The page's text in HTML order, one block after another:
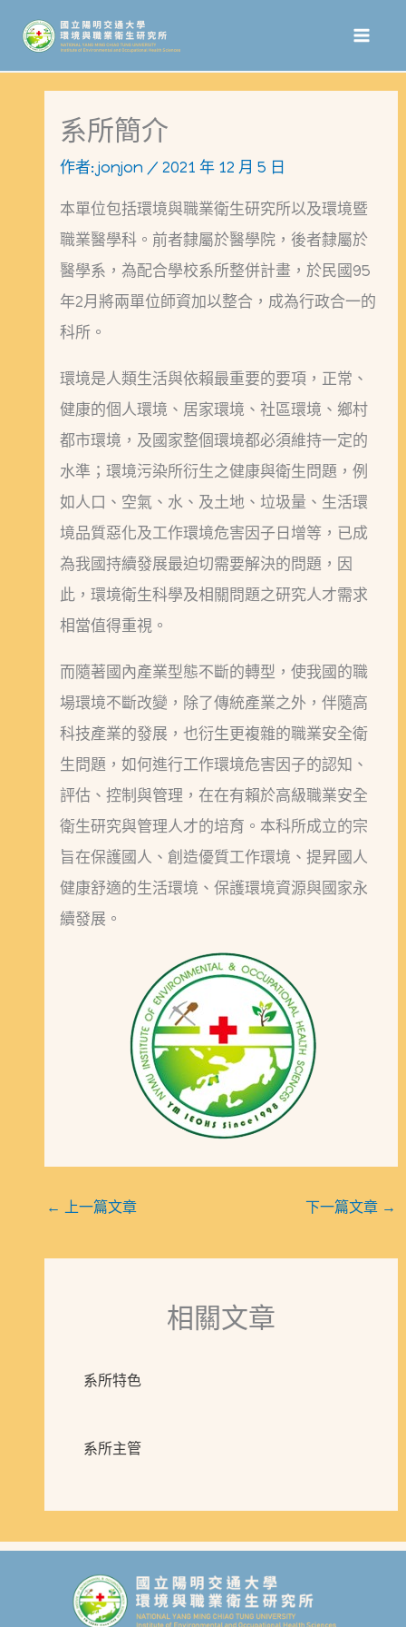
主
系所簡介
作者:jonjon /2021 年 12 月 5 日
本單位包括環境與職業衛生研究所以及環境暨
職業醫學科。前者隸屬於醫學院，後者隸屬於
醫學系，為配合學校系所整併計畫，於民國95
年2月將兩單位師資加以整合，成為行政合一的
科所。
環境是人類生活與依賴最重要的要項，正常、
健康的個人環境、居家環境、社區環境、鄉村
都市環境，及國家整個環境都必須維持一定的
水準；環境污染所衍生之健康與衛生問題，例
如人口、空氣、水、及土地、垃圾量、生活環
境品質惡化及工作環境危害因子日增等，已成
為我國持續發展最迫切需要解決的問題，因
此，環境衛生科學及相關問題之研究人才需求
相當值得重視。
而隨著國內產業型態不斷的轉型，使我國的職
場環境不斷改變，除了傳統產業之外，伴隨高
科技產業的發展，也衍生更複雜的職業安全衛
生問題，如何進行工作環境危害因子的認知、
評估、控制與管理，在在有賴於高級職業安全
衛生研究與管理人才的培育。本科所成立的宗
旨在保護國人、創造優質工作環境、提昇國人
健康舒適的生活環境、保護環境資源與國家永
續發展。
← 上一篇文章 下一篇文章 →
相關文章
系所特色
系所主管